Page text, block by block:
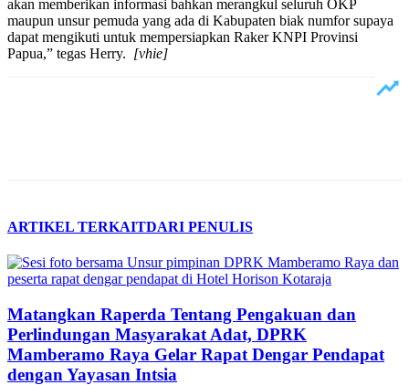
akan memberikan informasi bahkan merangkul seluruh OKP
maupun unsur pemuda yang ada di Kabupaten biak numfor supaya
dapat mengikuti untuk mempersiapkan Raker KNPI Provinsi
Papua,” tegas Herry. [vhie]
ARTIKEL TERKAITDARI PENULIS
Matangkan Raperda Tentang Pengakuan dan
Perlindungan Masyarakat Adat, DPRK
Mamberamo Raya Gelar Rapat Dengar Pendapat
dengan Yayasan Intsia